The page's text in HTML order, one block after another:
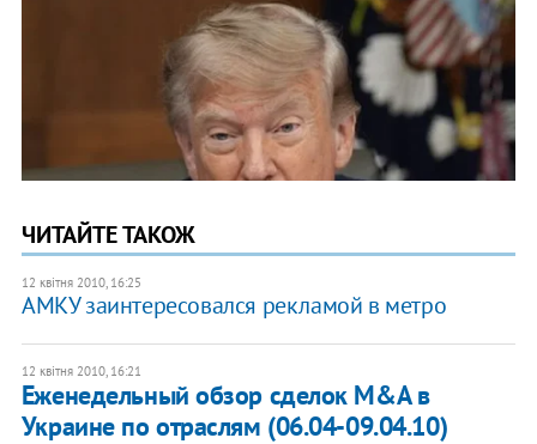
ЧИТАЙТЕ ТАКОЖ
12 квітня 2010, 16:25
АМКУ заинтересовался рекламой в метро
12 квітня 2010, 16:21
Еженедельный обзор сделок M&A в
Украине по отраслям (06.04-09.04.10)